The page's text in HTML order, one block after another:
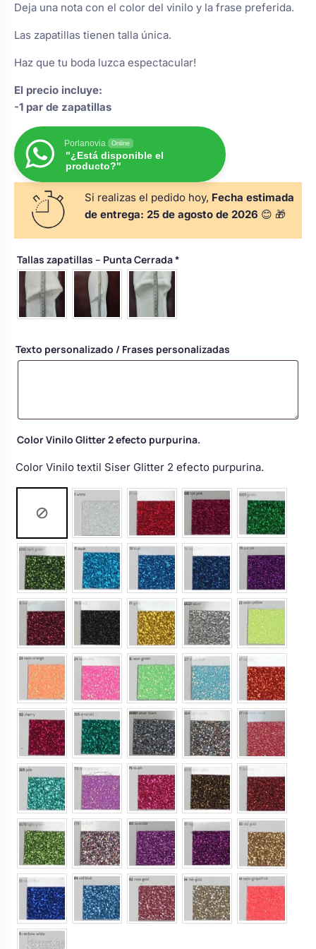
alianzas
de boda
y pala tarta
damas de honor
Perchas de comunión
personalizadas
Rasca y Gana para Comunión:
Detalles de comunión para invitados
Ver todo
Otros regalos
Ver todo
Deja una nota con el color del vinilo y la frase preferida.
Las zapatillas tienen talla única.
Haz que tu boda luzca espectacular!
El precio incluye:
-1 par de zapatillas
Porlanovia Online
"¿Está disponible el
producto?"
Si realizas el pedido hoy, Fecha estimada
de entrega: 25 de agosto de 2026 😊 🎁
Tallas zapatillas – Punta Cerrada*
Texto personalizado / Frases personalizadas
Color Vinilo Glitter 2 efecto purpurina.
Color Vinilo textil Siser Glitter 2 efecto purpurina.